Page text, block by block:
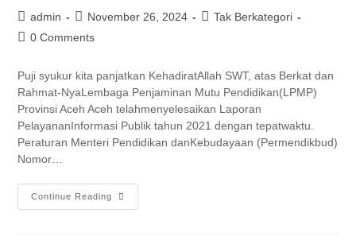
admin November 26, 2024
Tak Berkategori
0 Comments
Puji syukur kita panjatkan KehadiratAllah SWT, atas Berkat dan
Rahmat-NyaLembaga Penjaminan Mutu Pendidikan(LPMP)
Provinsi Aceh Aceh telahmenyelesaikan Laporan
PelayananInformasi Publik tahun 2021 dengan tepatwaktu.
Peraturan Menteri Pendidikan danKebudayaan (Permendikbud)
Nomor…
Continue Reading